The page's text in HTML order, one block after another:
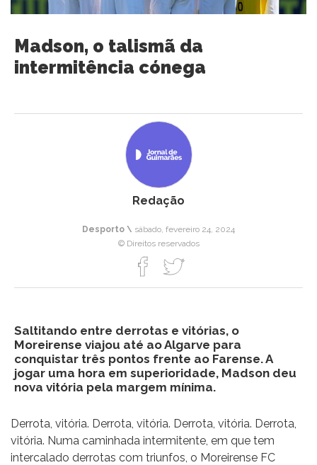
Madson, o talismã da
intermitência cónega
Redação
Desporto \ sábado, fevereiro 24, 2024
© Direitos reservados
Saltitando entre derrotas e vitórias, o
Moreirense viajou até ao Algarve para
conquistar três pontos frente ao Farense. A
jogar uma hora em superioridade, Madson deu
nova vitória pela margem mínima.
Derrota, vitória. Derrota, vitória. Derrota, vitória. Derrota,
vitória. Numa caminhada intermitente, em que tem
intercalado derrotas com triunfos, o Moreirense FC